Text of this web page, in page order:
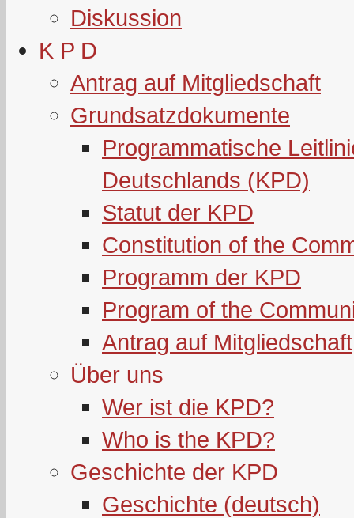
Diskussion
K P D
Antrag auf Mitgliedschaft
Grundsatzdokumente
Programmatische
Deutschlands (KPD)
Statut der KPD
Constitution of the
Programm der KPD
Program of the
Antrag auf Mitgliedschaft
Über uns
Wer ist die KPD?
Who is the KPD?
Geschichte der KPD
Geschichte (deutsch)